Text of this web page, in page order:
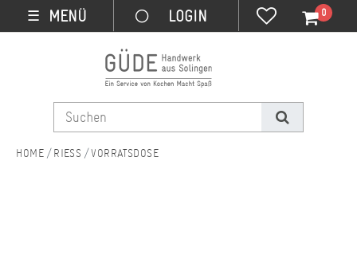
☰ MENÜ 0
RIESS VORRATSDOSE